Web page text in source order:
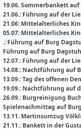
19.06. Sommerbankett
21.06.: Führung auf der
21.06: Mittelalterliches
05.07: Mittelalterliches
.: Führung auf Burg
Führung auf Burg
12.07.: Führung auf der
14.08.: Nachtführung auf
13.09.: Tag des offenen
19.09.: Nachtführung auf
26.09.: Burgreinigung
Spielenachmittag auf
13.11. Martinsumzug
21.11.: Bankett in der